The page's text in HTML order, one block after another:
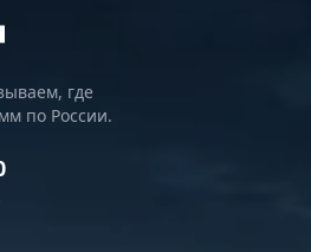
где
по России.